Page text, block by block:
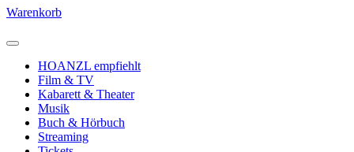
Warenkorb
HOANZL empfiehlt
Film & TV
Kabarett & Theater
Musik
Buch & Hörbuch
Streaming